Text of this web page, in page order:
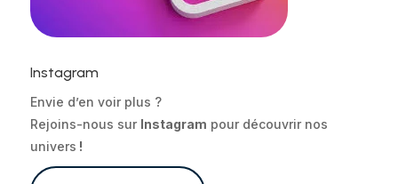
Instagram
Envie d’en voir plus ?
Rejoins-nous sur Instagram pour découvrir nos
univers !